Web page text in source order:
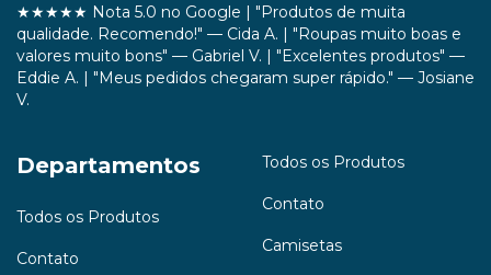
★★★★★ Nota 5.0 no Google | "Produtos de muita
qualidade. Recomendo!" — Cida A. | "Roupas muito boas e
valores muito bons" — Gabriel V. | "Excelentes produtos" —
Eddie A. | "Meus pedidos chegaram super rápido." — Josiane
V.
Departamentos
Todos os Produtos
Contato
Todos os Produtos
Contato
Camisetas